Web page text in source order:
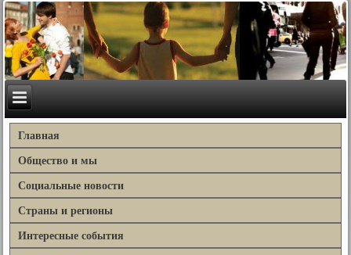
Главная
Общество и мы
Социальные новости
Страны и регионы
Интересные события